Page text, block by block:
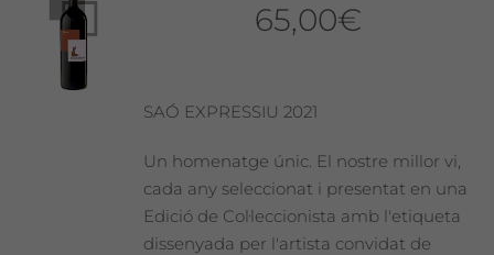
65,00€
SAÓ EXPRESSIU 2021
Un homenatge únic. El nostre millor vi,
cada any seleccionat i presentat en una
Edició de Col·leccionista amb l'etiqueta
dissenyada per l'artista convidat de